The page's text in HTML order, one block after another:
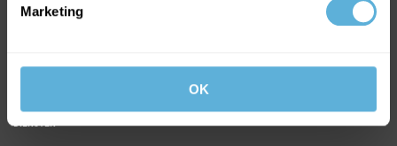
Marketing
OK
Veiligheidsglas
Glasbeslag